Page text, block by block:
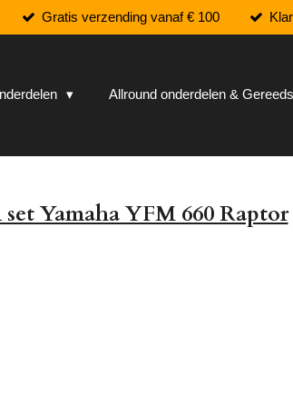
Gratis verzending vanaf € 100
Allround onderdelen &
Yamaha YFM 660 Raptor